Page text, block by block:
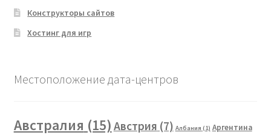
Конструкторы сайтов
Хостинг для игр
Местоположение дата-центров
Австралия (15) Австрия (7) Албания (1) Аргентина